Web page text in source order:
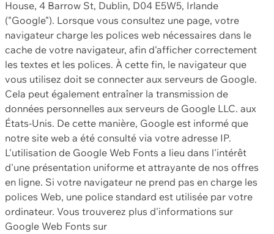
House, 4 Barrow St, Dublin, D04 E5W5, Irlande
("Google"). Lorsque vous consultez une page, votre
navigateur charge les polices web nécessaires dans le
cache de votre navigateur, afin d'afficher correctement
les textes et les polices. À cette fin, le navigateur que
vous utilisez doit se connecter aux serveurs de Google.
Cela peut également entraîner la transmission de
données personnelles aux serveurs de Google LLC. aux
États-Unis. De cette manière, Google est informé que
notre site web a été consulté via votre adresse IP.
L'utilisation de Google Web Fonts a lieu dans l'intérêt
d'une présentation uniforme et attrayante de nos offres
en ligne. Si votre navigateur ne prend pas en charge les
polices Web, une police standard est utilisée par votre
ordinateur. Vous trouverez plus d'informations sur
Google Web Fonts sur